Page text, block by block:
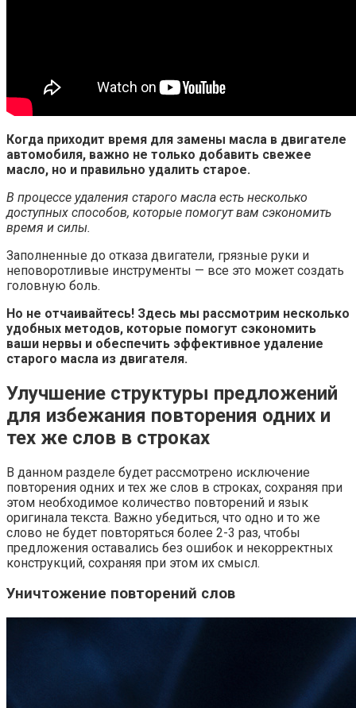
Когда приходит время для замены масла в двигателе
автомобиля, важно не только добавить свежее
масло, но и правильно удалить старое.
В процессе удаления старого масла есть несколько
доступных способов, которые помогут вам сэкономить
время и силы.
Заполненные до отказа двигатели, грязные руки и
неповоротливые инструменты — все это может создать
головную боль.
Но не отчаивайтесь! Здесь мы рассмотрим несколько
удобных методов, которые помогут сэкономить
ваши нервы и обеспечить эффективное удаление
старого масла из двигателя.
Улучшение структуры предложений
для избежания повторения одних и
тех же слов в строках
В данном разделе будет рассмотрено исключение
повторения одних и тех же слов в строках, сохраняя при
этом необходимое количество повторений и язык
оригинала текста. Важно убедиться, что одно и то же
слово не будет повторяться более 2-3 раз, чтобы
предложения оставались без ошибок и некорректных
конструкций, сохраняя при этом их смысл.
Уничтожение повторений слов